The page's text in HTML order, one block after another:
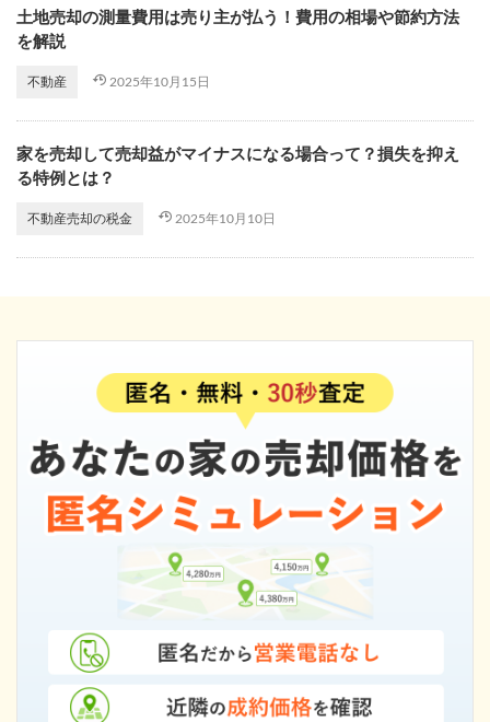
土地売却の測量費用は売り主が払う！費用の相場や節約方法
を解説
不動産 2025年10月15日
家を売却して売却益がマイナスになる場合って？損失を抑え
る特例とは？
不動産売却の税金 2025年10月10日